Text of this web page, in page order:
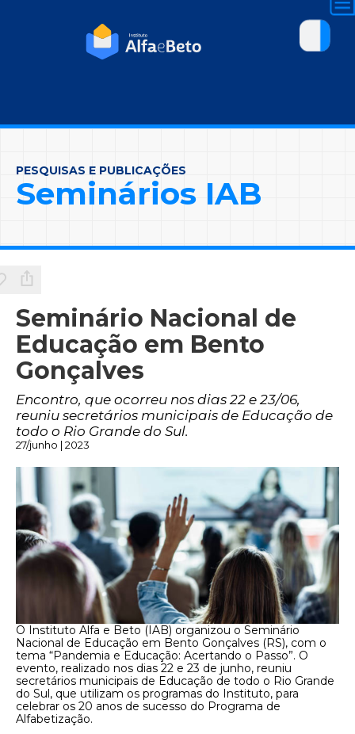
PESQUISAS E PUBLICAÇÕES
Seminários IAB
Seminário Nacional de
Educação em Bento
Gonçalves
Encontro, que ocorreu nos dias 22 e 23/06,
reuniu secretários municipais de Educação de
todo o Rio Grande do Sul.
27/junho | 2023
O Instituto Alfa e Beto (IAB) organizou o Seminário
Nacional de Educação em Bento Gonçalves (RS), com o
tema “Pandemia e Educação: Acertando o Passo”. O
evento, realizado nos dias 22 e 23 de junho, reuniu
secretários municipais de Educação de todo o Rio Grande
do Sul, que utilizam os programas do Instituto, para
celebrar os 20 anos de sucesso do Programa de
Alfabetização.